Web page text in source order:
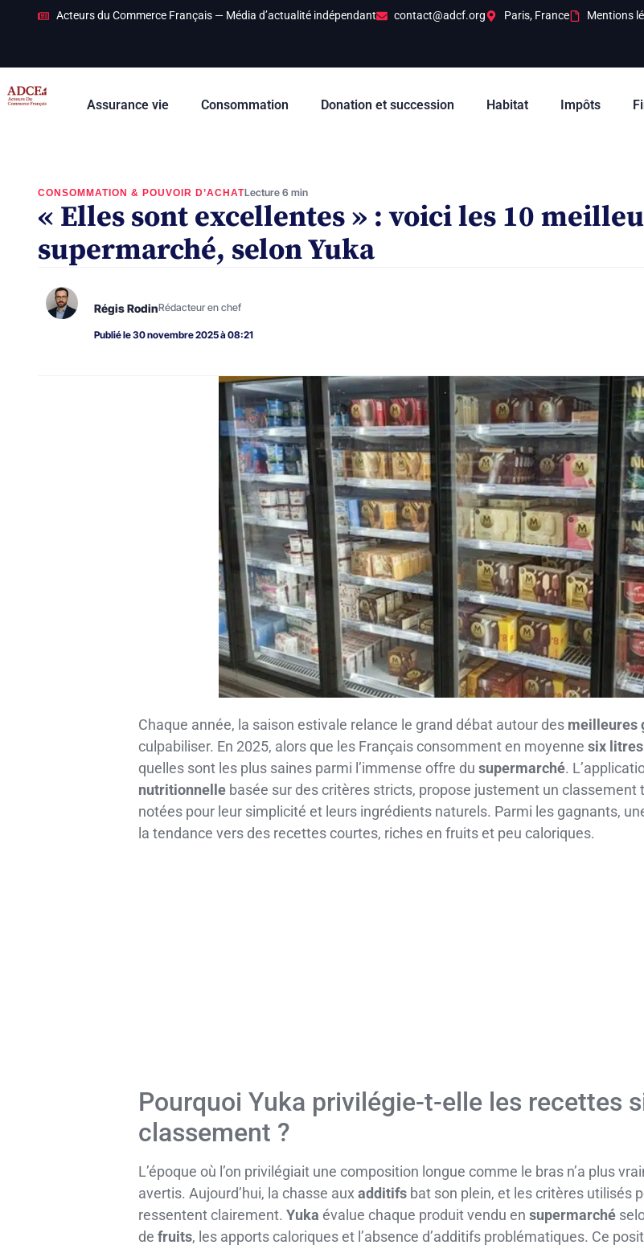
Acteurs du Commerce Français — Média d’actualité indépendant contact@adcf.org Paris, France Mentions
Assurance vie Consommation Donation et succession Habitat Impôts
CONSOMMATION & POUVOIR D’ACHATLecture 6 min
« Elles sont excellentes » : voici les 10
supermarché, selon Yuka
Régis RodinRédacteur en chef
Publié le 30 novembre 2025 à 08:21
Chaque année, la saison estivale relance le grand débat autour des meilleures
culpabiliser. En 2025, alors que les Français consomment en moyenne six
quelles sont les plus saines parmi l’immense offre du supermarché.
nutritionnelle basée sur des critères stricts, propose justement un classement
notées pour leur simplicité et leurs ingrédients naturels. Parmi les gagnants,
la tendance vers des recettes courtes, riches en fruits et peu caloriques.
Pourquoi Yuka privilégie-t-elle les recettes
classement ?
L’époque où l’on privilégiait une composition longue comme le bras n’a plus
avertis. Aujourd’hui, la chasse aux additifs bat son plein, et les critères utilisés
ressentent clairement. Yuka évalue chaque produit vendu en supermarché
de fruits, les apports caloriques et l’absence d’additifs problématiques. Ce